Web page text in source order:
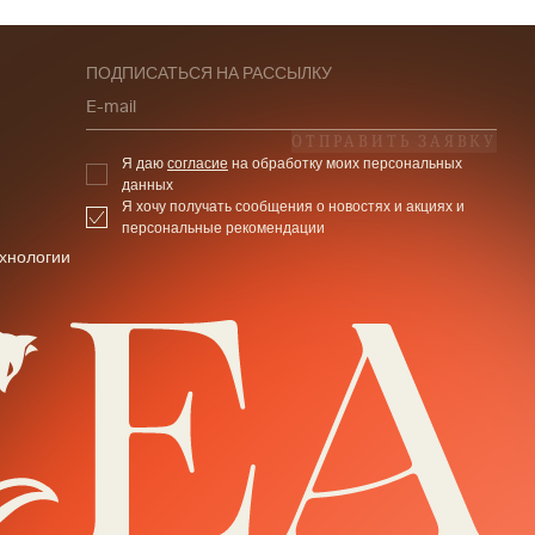
ПОДПИСАТЬСЯ НА РАССЫЛКУ
E-mail
ОТПРАВИТЬ ЗАЯВКУ
Я даю согласие на обработку моих персональных
данных
Я хочу получать сообщения о новостях и акциях и
персональные рекомендации